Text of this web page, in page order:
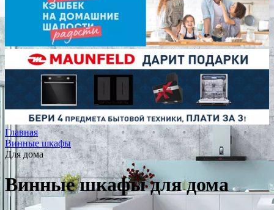
Главная
Винные шкафы
Для дома
Винные шкафы для дома